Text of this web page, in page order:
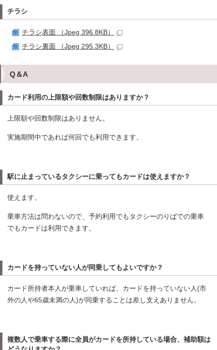
チラシ
チラシ表面 （Jpeg 396.8KB）
チラシ裏面 （Jpeg 295.3KB）
Q＆A
カード利用の上限額や回数制限はありますか？
上限額や回数制限はありません。
実施期間中であれば何回でも利用できます。
駅に止まっているタクシーに乗ってもカードは使えますか？
使えます。
乗車方法は問わないので、予約利用でもタクシーのりばでの乗車
でもカードは利用できます。
カードを持っていない人が同乗してもよいですか？
カード所持者本人が乗車していれば、カードを持っていない人(市
外の人や65歳未満の人)が同乗することは差し支えありません。
複数人で乗車する際に全員がカードを所持している場合、補助額は